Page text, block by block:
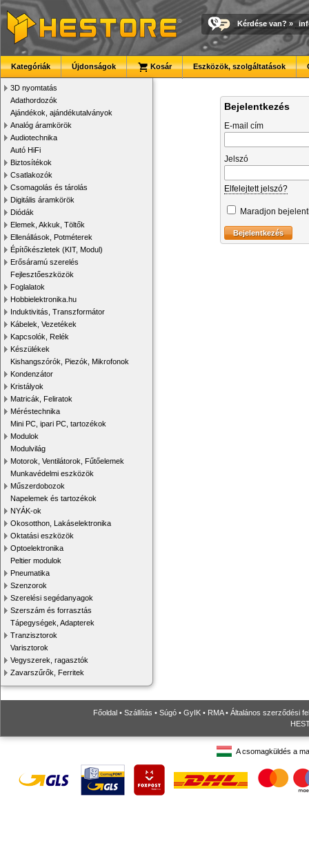
Kérdése van? »
Kategóriák Újdonságok Kosár Eszközök, szolgáltatások
3D nyomtatás
Adathordozók
Ajándékok, ajándékutalványok
Analóg áramkörök
Audiotechnika
Autó HiFi
Biztosítékok
Csatlakozók
Csomagolás és tárolás
Digitális áramkörök
Diódák
Elemek, Akkuk, Töltők
Ellenállások, Potméterek
Építőkészletek (KIT, Modul)
Erősáramú szerelés
Fejlesztőeszközök
Foglalatok
Hobbielektronika.hu
Induktivitás, Transzformátor
Kábelek, Vezetékek
Kapcsolók, Relék
Készülékek
Kishangszórók, Piezók, Mikrofonok
Kondenzátor
Kristályok
Matricák, Feliratok
Méréstechnika
Mini PC, ipari PC, tartozékok
Modulok
Modulvilág
Motorok, Ventilátorok, Fűtőelemek
Munkavédelmi eszközök
Műszerdobozok
Napelemek és tartozékok
NYÁK-ok
Okosotthon, Lakáselektronika
Oktatási eszközök
Optoelektronika
Peltier modulok
Pneumatika
Szenzorok
Szerelési segédanyagok
Szerszám és forrasztás
Tápegységek, Adapterek
Tranzisztorok
Varisztorok
Vegyszerek, ragasztók
Zavarszűrők, Ferritek
Bejelentkezés
E-mail cím
Jelszó
Elfelejtett jelszó?
Maradjon
Főoldal • Szállítás • Súgó • GyIK • RMA• Általános szerződési
A csomagküldés a